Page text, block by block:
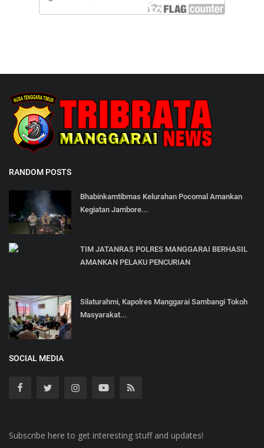
RANDOM POSTS
Bhabinkamtibmas Kelurahan Pocomal Amankan
Kegiatan Jambore...
TIM JATANRAS POLRES MANGGARAI BERHASIL
AMANKAN PELAKU PENCURIAN
Silaturahmi, Kapolres Manggarai Sambangi Tokoh
Masyarakat...
SOCIAL MEDIA
Subscribe here to get interesting stuff and updates!